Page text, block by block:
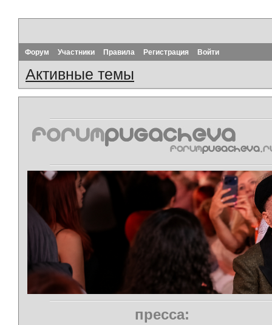
Форум Участники Правила Регистрация Войти
Активные темы
пресса: